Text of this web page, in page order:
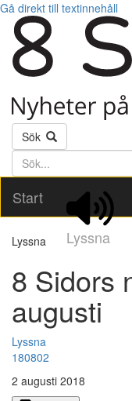
Gå direkt till textinnehåll
Sök
Söktext
Start
Lyssna
Lyssna
8 Sidors
augusti
Lyssna
180802
2 augusti 2018